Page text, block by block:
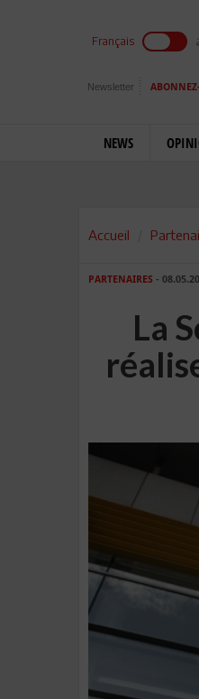
Français
Newsletter
NEWS
Accueil
PARTENAIRES -
La